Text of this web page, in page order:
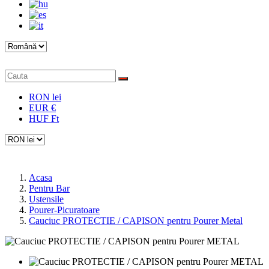
RON lei
EUR €
HUF Ft
Acasa
Pentru Bar
Ustensile
Pourer-Picuratoare
Cauciuc PROTECTIE / CAPISON pentru Pourer Metal